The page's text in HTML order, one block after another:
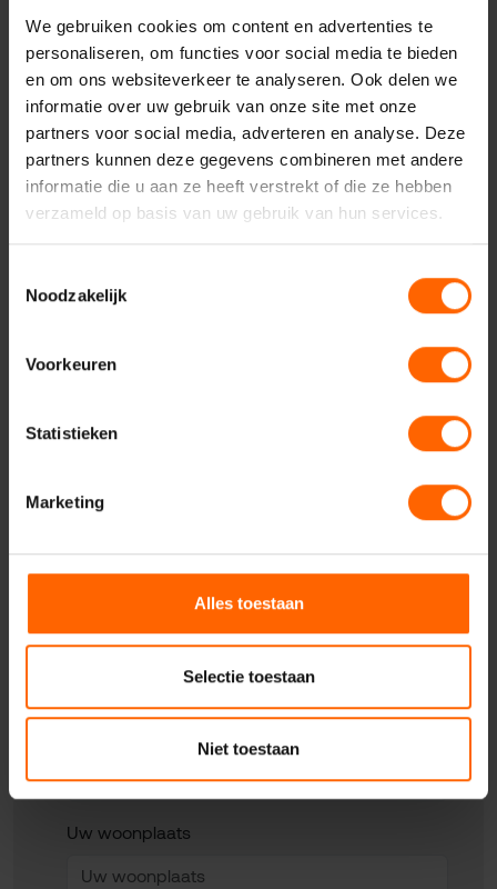
We gebruiken cookies om content en advertenties te
personaliseren, om functies voor social media te bieden
en om ons websiteverkeer te analyseren. Ook delen we
informatie over uw gebruik van onze site met onze
partners voor social media, adverteren en analyse. Deze
partners kunnen deze gegevens combineren met andere
informatie die u aan ze heeft verstrekt of die ze hebben
verzameld op basis van uw gebruik van hun services.
Noodzakelijk
Voorkeuren
Statistieken
Marketing
Alles toestaan
Selectie toestaan
Niet toestaan
Binnenstad Nijmeegse wijken
Bereikbaarheid & parkeren VVD Nijmegen
Nieuws Algemeen
Contact met VVD
Uw e-mailadres*
Uw woonplaats